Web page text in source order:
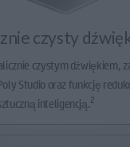
czysty
czystym dźwiękiem,
Studio oraz funkcję
inteligencją.2